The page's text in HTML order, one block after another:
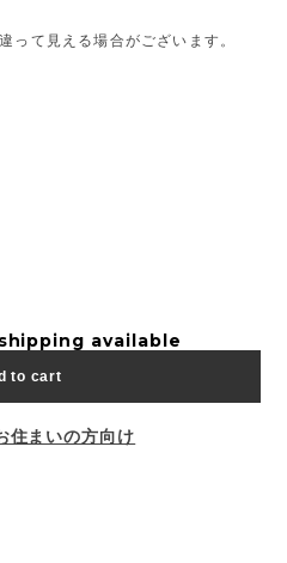
って見える場合がございます。
available
to cart
住まいの方向け